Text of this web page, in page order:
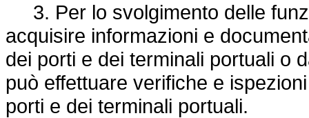
3. Per lo svolgimento delle
acquisire informazioni e
dei porti e dei terminali portuali o
può effettuare verifiche e
porti e dei terminali portuali.